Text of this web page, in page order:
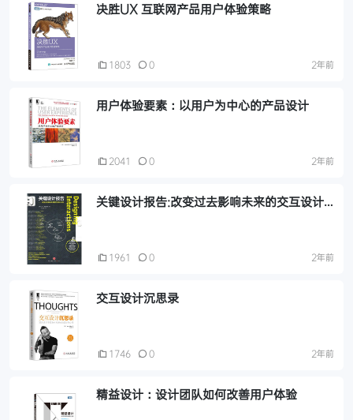
决胜UX 互联网产品用户体验策略
1803 0 2年前
用户体验要素：以用户为中心的产品设计
2041 0 2年前
关键设计报告:改变过去影响未来的交互设计
1961 0 2年前
交互设计沉思录
1746 0 2年前
精益设计：设计团队如何改善用户体验